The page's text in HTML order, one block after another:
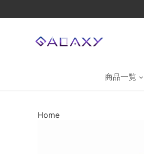
to
商品一覧
Home